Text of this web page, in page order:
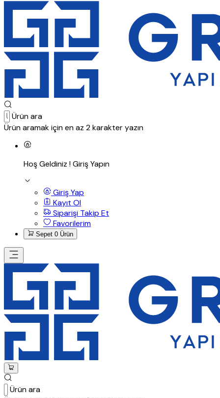
Ürün ara
Ürün aramak için en az 2 karakter yazın
Hoş Geldiniz !Giriş Yapın
Giriş Yap
Kayıt Ol
Siparişi Takip Et
Favorilerim
Sepet 0 Ürün
Ürün ara